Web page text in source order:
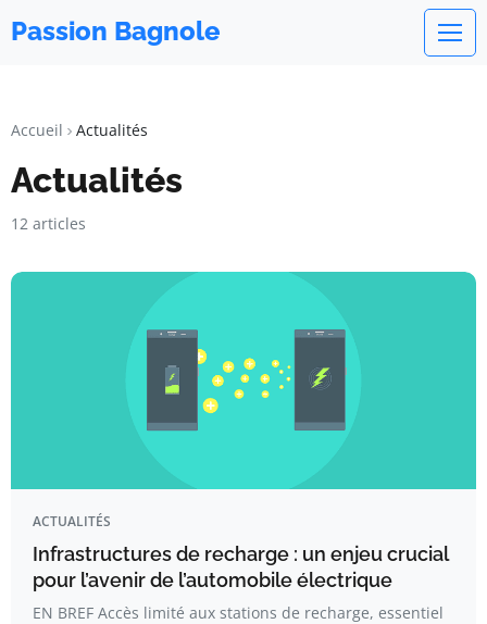
Passion Bagnole
Accueil Actualités
Actualités
12 articles
ACTUALITÉS
Infrastructures de recharge : un enjeu crucial
pour l’avenir de l’automobile électrique
EN BREF Accès limité aux stations de recharge, essentiel